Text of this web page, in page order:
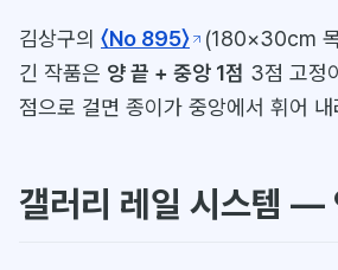
김상구의 〈No 895〉
(180×30cm
긴 작품은 양 끝 + 중앙 1점 3점 고정
점으로 걸면 종이가 중앙에서 휘어 내
갤러리 레일 시스템 —